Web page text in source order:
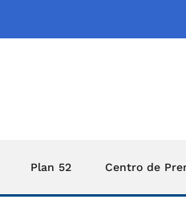
Plan 52 Centro de